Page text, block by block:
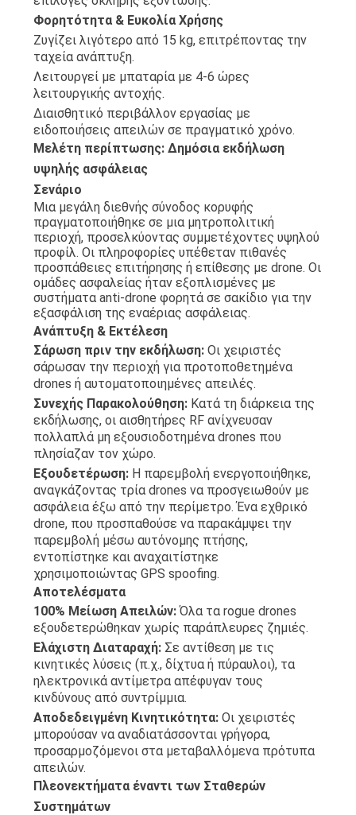
Φορητότητα & Ευκολία Χρήσης
Ζυγίζει λιγότερο από 15 kg, επιτρέποντας την
ταχεία ανάπτυξη.
Λειτουργεί με μπαταρία με 4-6 ώρες
λειτουργικής αντοχής.
Διαισθητικό περιβάλλον εργασίας με
ειδοποιήσεις απειλών σε πραγματικό χρόνο.
Μελέτη περίπτωσης: Δημόσια εκδήλωση
υψηλής ασφάλειας
Σενάριο
Μια μεγάλη διεθνής σύνοδος κορυφής
πραγματοποιήθηκε σε μια μητροπολιτική
περιοχή, προσελκύοντας συμμετέχοντες υψηλού
προφίλ. Οι πληροφορίες υπέθεταν πιθανές
προσπάθειες επιτήρησης ή επίθεσης με drone. Οι
ομάδες ασφαλείας ήταν εξοπλισμένες με
συστήματα anti-drone φορητά σε σακίδιο για την
εξασφάλιση της εναέριας ασφάλειας.
Ανάπτυξη & Εκτέλεση
Σάρωση πριν την εκδήλωση:Οι χειριστές
σάρωσαν την περιοχή για προτοποθετημένα
drones ή αυτοματοποιημένες απειλές.
Συνεχής Παρακολούθηση:Κατά τη διάρκεια της
εκδήλωσης, οι αισθητήρες RF ανίχνευσαν
πολλαπλά μη εξουσιοδοτημένα drones που
πλησίαζαν τον χώρο.
Εξουδετέρωση:Η παρεμβολή ενεργοποιήθηκε,
αναγκάζοντας τρία drones να προσγειωθούν με
ασφάλεια έξω από την περίμετρο. Ένα εχθρικό
drone, που προσπαθούσε να παρακάμψει την
παρεμβολή μέσω αυτόνομης πτήσης,
εντοπίστηκε και αναχαιτίστηκε
χρησιμοποιώντας GPS spoofing.
Αποτελέσματα
100% Μείωση Απειλών:Όλα τα rogue drones
εξουδετερώθηκαν χωρίς παράπλευρες ζημιές.
Ελάχιστη Διαταραχή:Σε αντίθεση με τις
κινητικές λύσεις (π.χ., δίχτυα ή πύραυλοι), τα
ηλεκτρονικά αντίμετρα απέφυγαν τους
κινδύνους από συντρίμμια.
Αποδεδειγμένη Κινητικότητα:Οι χειριστές
μπορούσαν να αναδιατάσσονται γρήγορα,
προσαρμοζόμενοι στα μεταβαλλόμενα πρότυπα
απειλών.
Πλεονεκτήματα έναντι των Σταθερών
Συστημάτων